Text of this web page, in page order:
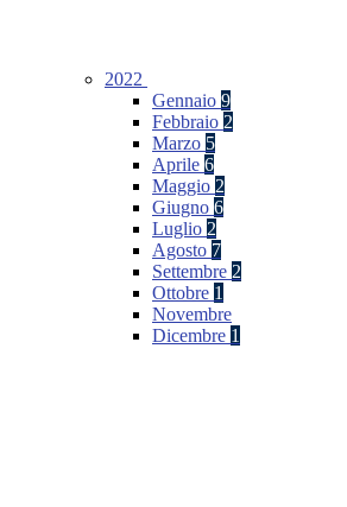
2022
Gennaio 9
Febbraio 2
Marzo 5
Aprile 6
Maggio 2
Giugno 6
Luglio 2
Agosto 7
Settembre 2
Ottobre 1
Novembre
Dicembre 1